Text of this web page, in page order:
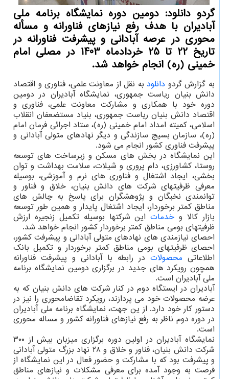
گردو دانلود: دومین دوره نمایشگاه برنامه ملی
آبادیران با هدف رفع نیازهای فناورانه و مسأله
محوری در عرصه آبادانی و پیشرفت فناورانه در
تاریخ 22 تا 25 خردادماه 1403 در مصلی امام
خمینی (ره) انجام خواهد شد.
به گزارش گردو دانلود به نقل از معاونت علمی، فناوری و اقتصاد
دانش بنیان ریاست جمهوری، نمایشگاه آبادیران در دومین
دوره خود با همکاری و مشارکت معاونت علمی، فناوری و
اقتصاد دانش بنیان ریاست جمهوری، بنیاد مستضعفان انقلاب
اسلامی، کمیته امداد امام خمینی (ره)، ستاد اجرائی فرمان امام
(ره)، سازمان بسیج سازندگی و دیگر نهادهای متولی آبادانی و
پیشرفت فناوری کشور انجام می شود.
این نمایشگاه در بخش های مسکن و زیرساخت های توسعه
روستا، کشاورزی، دام پروری و شیلات، سلامت بهداشت و توان
بخشی، ایجاد اشتغال و فناوری های نرم و آموزشی، بوسیله
معرفی ظرفیتهای شرکت های دانش بنیان، خلاق و فناور و
توانمندی نخبگان و پژوهشگران برای پاسخ به چالش های
مناطق کمتر برخوردار، ایجاد اشتغال پایدار و همین طور توسعه
بازار کالا و خدماتاین شرکتها بوسیله تکمیل زنجیره ارزش
ظرفیتهای بومی مناطق کمتر برخوردار کشور انجام خواهد شد.
احصای نیازمندی های نهادهای متولی آبادانی و پیشرفت کشور،
احصای ظرفیتهای بومی مناطق کمتر برخوردار و تکمیل بانک
اطلاعاتی محصولات در رابطه با آبادانی و پیشرفت فناورانه
همچون رویکرد های جدید در برگزاری دومین نمایشگاه برنامه
ملی آبادیران است.
آبادیران در ایستگاه دوم در کنار شرکت های دانش بنیان که به
عرضه محصولات خود می پردازند، رویکرد تقاضامحوری را نیز در
دستور کار خود دارد. از ین جهت، نمایشگاه برنامه ملی آبادیران
در دوره دوم ناظر به رفع نیازهای فناورانه کشور و مساله محوری
است.
نمایشگاه آبادیران در اولین دوره برگزاری میزبان بیش از ۳۰۰
شرکت دانش بنیان، فناور و خلاق و ۲۸ نهاد بزرگ متولی آبادانی
و پیشرفت بود که با مشارکت و حضور فعال در این نمایشگاه از
فرصت به وجود آمده برای معرفی مشکلات و نیازهای مناطق